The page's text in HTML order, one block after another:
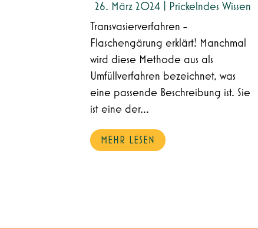
26. März 2024
Prickelndes Wissen
Transvasierverfahren -
Flaschengärung erklärt! Manchmal
wird diese Methode aus als
Umfüllverfahren bezeichnet, was
eine passende Beschreibung ist. Sie
ist eine der...
MEHR LESEN